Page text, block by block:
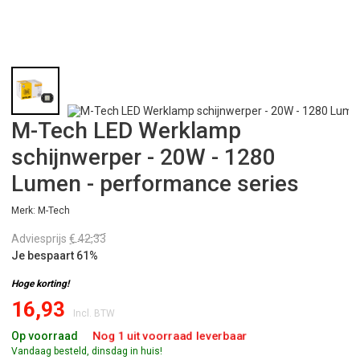
M-Tech LED Werklamp
schijnwerper - 20W - 1280
Lumen - performance series
Merk: M-Tech
Adviesprijs € 42,33
Je bespaart 61%
Hoge korting!
16,93 Incl. BTW
Op voorraad Nog 1 uit voorraad leverbaar
Vandaag besteld, dinsdag in huis!